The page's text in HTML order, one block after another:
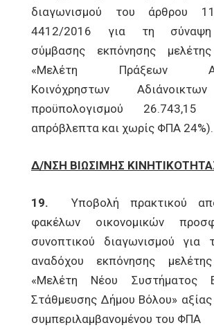
διαγωνισμού του άρθρου
4412/2016 για τη σύναψη
σύμβασης εκπόνησης
«Μελέτη Πράξεων
Κοινόχρηστων
προϋπολογισμού
απρόβλεπτα και χωρίς ΦΠΑ 24%).
Δ/ΝΣΗ ΒΙΩΣΙΜΗΣ
19. Υποβολή πρακτικού
φακέλων οικονομικών
συνοπτικού διαγωνισμού για
αναδόχου εκπόνησης
«Μελέτη Νέου Συστήματος
Στάθμευσης Δήμου Βόλου»
συμπεριλαμβανομένου του ΦΠΑ